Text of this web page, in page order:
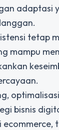
adaptasi
tetap
mampu
bisnis